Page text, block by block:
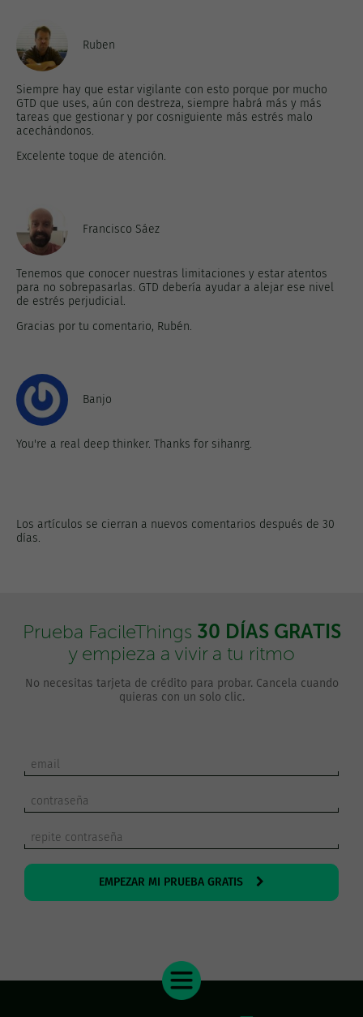
Ruben
Siempre hay que estar vigilante con esto porque por mucho
GTD que uses, aún con destreza, siempre habrá más y más
tareas que gestionar y por cosniguiente más estrés malo
acechándonos.
Excelente toque de atención.
Francisco Sáez
Tenemos que conocer nuestras limitaciones y estar atentos
para no sobrepasarlas. GTD debería ayudar a alejar ese nivel
de estrés perjudicial.
Gracias por tu comentario, Rubén.
Banjo
You're a real deep thinker. Thanks for sihanrg.
Los artículos se cierran a nuevos comentarios después de 30
días.
Prueba FacileThings 30 DÍAS GRATIS
y empieza a vivir a tu ritmo
No necesitas tarjeta de crédito para probar. Cancela cuando
quieras con un solo clic.